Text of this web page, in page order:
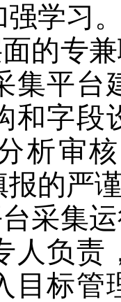
强学习
的专
集平
和字段
析审
报的严
采集
人负责
目标管